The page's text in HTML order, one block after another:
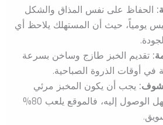
الحفاظ على نفس المذاق والشكل
يومياً، حيث أن المستهلك يلاحظ أي
تقديم الخبز طازج وساخن بسرعة
في أوقات الذروة الصباحية.
يجب أن يكون المخبز مرئي
بوضوح ويسهل الوصول إليه، فالموقع يلعب 80%